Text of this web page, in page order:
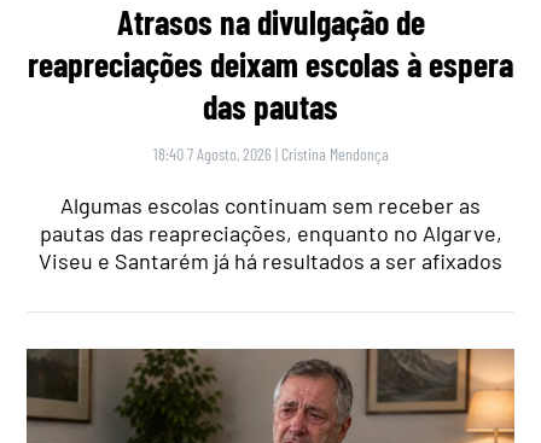
Atrasos na divulgação de
reapreciações deixam escolas à espera
das pautas
18:40 7 Agosto, 2026 | Cristina Mendonça
Algumas escolas continuam sem receber as
pautas das reapreciações, enquanto no Algarve,
Viseu e Santarém já há resultados a ser afixados